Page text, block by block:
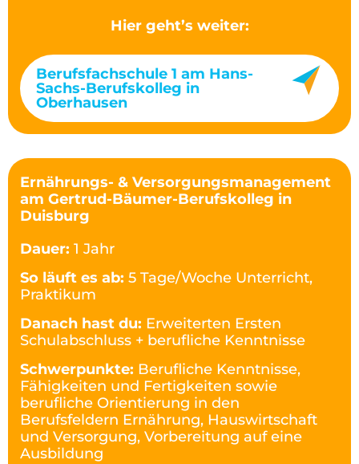
Hier geht’s weiter:
Berufsfachschule 1 am Hans-
Sachs-Berufskolleg in
Oberhausen
Ernährungs- & Versorgungsmanagement
am Gertrud-Bäumer-Berufskolleg in
Duisburg
Dauer: 1 Jahr
So läuft es ab: 5 Tage/Woche Unterricht,
Praktikum
Danach hast du: Erweiterten Ersten
Schulabschluss + berufliche Kenntnisse
Schwerpunkte: Berufliche Kenntnisse,
Fähigkeiten und Fertigkeiten sowie
berufliche Orientierung in den
Berufsfeldern Ernährung, Hauswirtschaft
und Versorgung, Vorbereitung auf eine
Ausbildung